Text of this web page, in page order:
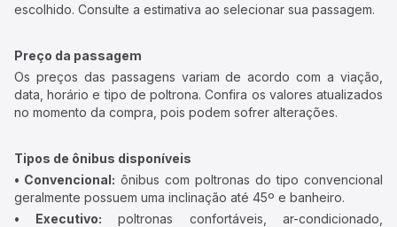
escolhido. Consulte a estimativa ao selecionar sua passagem.
Preço da passagem
Os preços das passagens variam de acordo com a viação,
data, horário e tipo de poltrona. Confira os valores atualizados
no momento da compra, pois podem sofrer alterações.
Tipos de ônibus disponíveis
• Convencional: ônibus com poltronas do tipo convencional
geralmente possuem uma inclinação até 45º e banheiro.
• Executivo: poltronas confortáveis, ar-condicionado,